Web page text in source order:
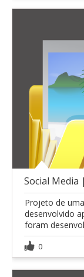
Social Media
Projeto de
desenvolvido
foram
0